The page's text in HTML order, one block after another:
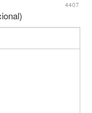
4407